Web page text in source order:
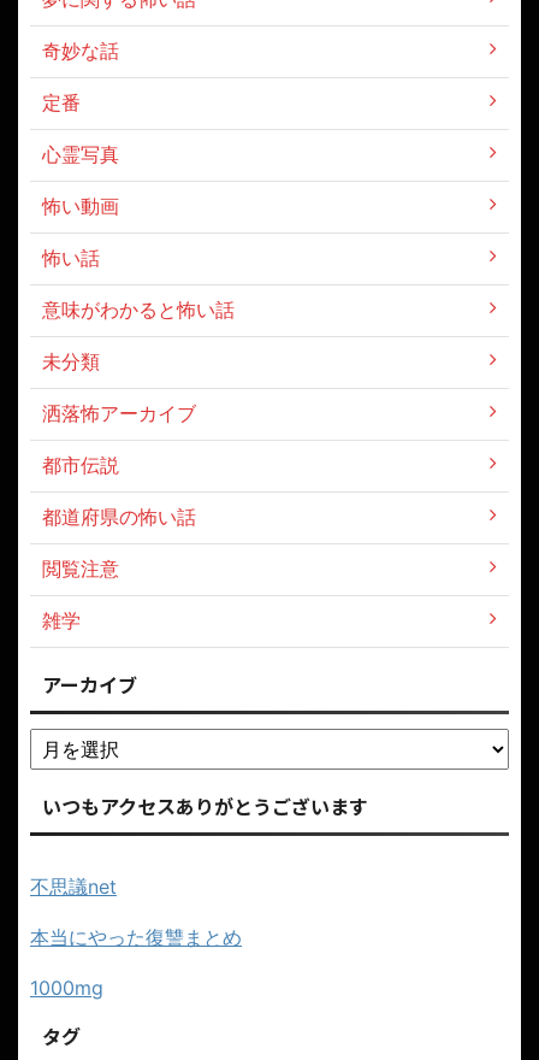
奇妙な話
定番
心霊写真
怖い動画
怖い話
意味がわかると怖い話
未分類
洒落怖アーカイブ
都市伝説
都道府県の怖い話
閲覧注意
雑学
アーカイブ
いつもアクセスありがとうございます
不思議net
本当にやった復讐まとめ
1000mg
タグ